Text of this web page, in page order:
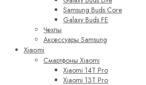
Samsung Buds Core
Galaxy Buds FE
Чехлы
Аксессуары Samsung
Xiaomi
Смартфоны Xiaomi
Xiaomi 14T Pro
Xiaomi 13T Pro